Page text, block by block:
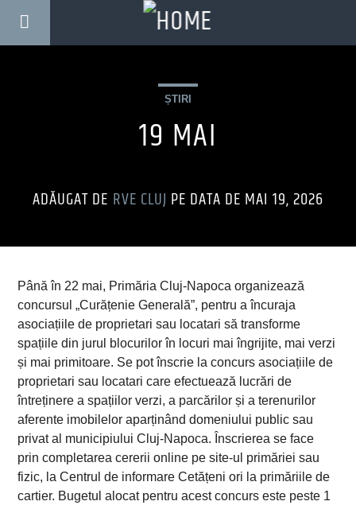
ȘTIRI
19 MAI
ADĂUGAT DE RVE CLUJ PE DATA DE MAI 19, 2026
Până în 22 mai, Primăria Cluj-Napoca organizează
concursul „Curățenie Generală”, pentru a încuraja
asociațiile de proprietari sau locatari să transforme
spațiile din jurul blocurilor în locuri mai îngrijite, mai verzi
și mai primitoare. Se pot înscrie la concurs asociațiile de
proprietari sau locatari care efectuează lucrări de
întreținere a spațiilor verzi, a parcărilor și a terenurilor
aferente imobilelor aparținând domeniului public sau
privat al municipiului Cluj-Napoca. Înscrierea se face
prin completarea cererii online pe site-ul primăriei sau
fizic, la Centrul de informare Cetățeni ori la primăriile de
cartier. Bugetul alocat pentru acest concurs este peste 1